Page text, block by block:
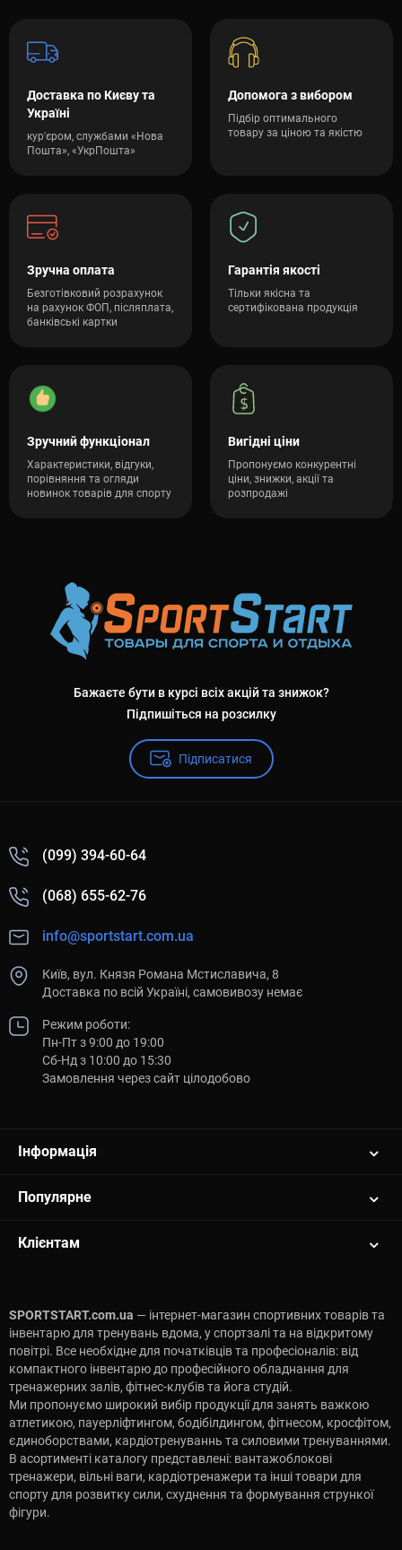
Доставка по Києву та
Україні
кур'єром, службами «Нова
Пошта», «УкрПошта»
Допомога з вибором
Підбір оптимального
товару за ціною та якістю
Зручна оплата
Безготівковий розрахунок
на рахунок ФОП, післяплата,
банківські картки
Гарантія якості
Тільки якісна та
сертифікована продукція
Зручний функціонал
Характеристики, відгуки,
порівняння та огляди
новинок товарів для спорту
Вигідні ціни
Пропонуємо конкурентні
ціни, знижки, акції та
розпродажі
Бажаєте бути в курсі всіх акцій та знижок?
Підпишіться на розсилку
Підписатися
(099) 394-60-64
(068) 655-62-76
info@sportstart.com.ua
Київ, вул. Князя Романа Мстиславича, 8
Доставка по всій Україні, самовивозу немає
Режим роботи:
Пн-Пт з 9:00 до 19:00
Сб-Нд з 10:00 до 15:30
Замовлення через сайт цілодобово
Інформація
Популярне
Клієнтам
SPORTSTART.com.ua — інтернет-магазин спортивних товарів та
інвентарю для тренувань вдома, у спортзалі та на відкритому
повітрі. Все необхідне для початківців та професіоналів: від
компактного інвентарю до професійного обладнання для
тренажерних залів, фітнес-клубів та йога студій.
Ми пропонуємо широкий вибір продукції для занять важкою
атлетикою, пауерліфтингом, бодібілдингом, фітнесом, кросфітом,
єдиноборствами, кардіотренуваннь та силовими тренуваннями.
В асортименті каталогу представлені: вантажоблокові
тренажери, вільні ваги, кардіотренажери та інші товари для
спорту для розвитку сили, схуднення та формування стрункої
фігури.